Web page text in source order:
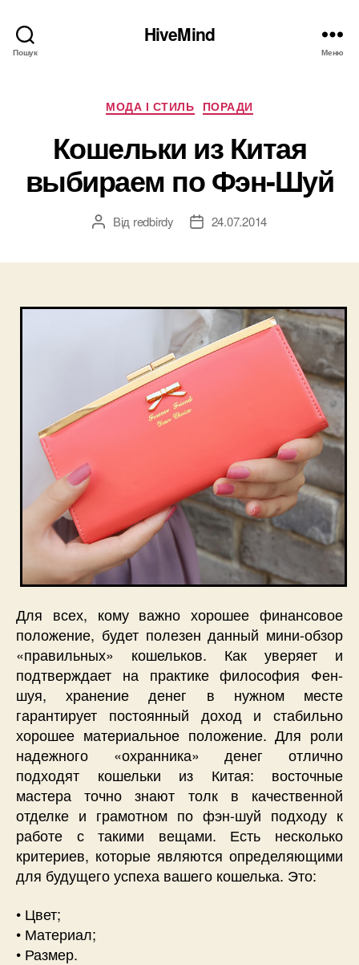
Пошук
HiveMind
Меню
Категорії
МОДА І СТИЛЬ ПОРАДИ
Кошельки из Китая
выбираем по Фэн-Шуй
Автор
Від redbirdy
Дата24.07.2014
Для всех, кому важно хорошее финансовое
положение, будет полезен данный мини-обзор
«правильных» кошельков. Как уверяет и
подтверждает на практике философия Фен-
шуя, хранение денег в нужном месте
гарантирует постоянный доход и стабильно
хорошее материальное положение. Для роли
надежного «охранника» денег отлично
подходят кошельки из Китая: восточные
мастера точно знают толк в качественной
отделке и грамотном по фэн-шуй подходу к
работе с такими вещами. Есть несколько
критериев, которые являются определяющими
для будущего успеха вашего кошелька. Это:
• Цвет;
• Материал;
• Размер.